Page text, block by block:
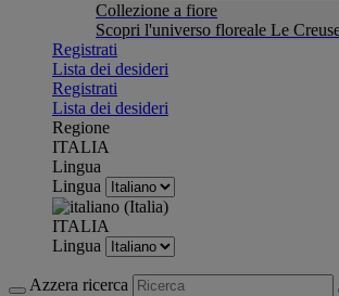
Collezione a fiore
Scopri l'universo floreale Le
Registrati
Lista dei desideri
Registrati
Lista dei desideri
Regione
ITALIA
Lingua
Lingua
ITALIA
Lingua
Azzera ricerca